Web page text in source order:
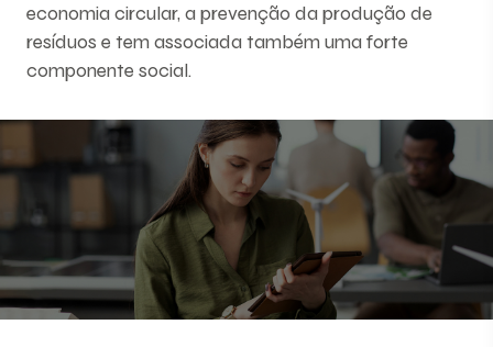
economia circular, a prevenção da produção de
resíduos e tem associada também uma forte
componente social.